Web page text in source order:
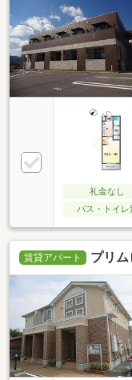
礼金なし
バス・トイレ
賃貸アパート プリム